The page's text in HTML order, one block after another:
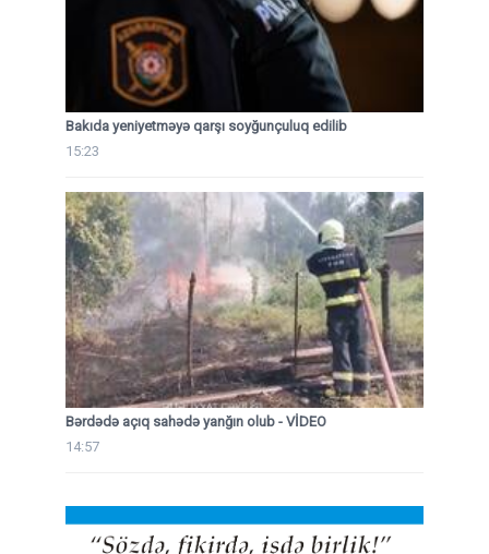
Bakıda yeniyetməyə qarşı soyğunçuluq edilib
15:23
Bərdədə açıq sahədə yanğın olub - VİDEO
14:57